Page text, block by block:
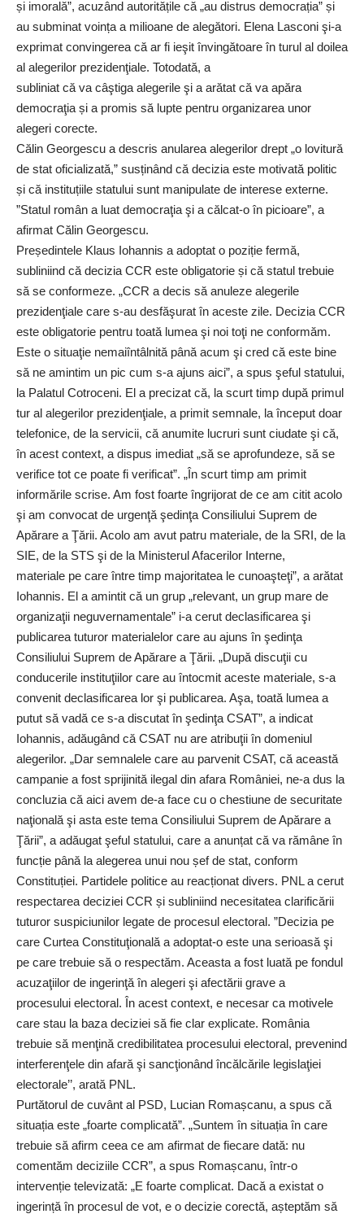
și imorală”, acuzând autoritățile că „au distrus democrația” și
au subminat voința a milioane de alegători. Elena Lasconi şi-a
exprimat convingerea că ar fi ieşit învingătoare în turul al doilea
al alegerilor prezidenţiale. Totodată, a
subliniat că va câştiga alegerile şi a arătat că va apăra
democraţia și a promis să lupte pentru organizarea unor
alegeri corecte.
Călin Georgescu a descris anularea alegerilor drept „o lovitură
de stat oficializată,” susținând că decizia este motivată politic
și că instituțiile statului sunt manipulate de interese externe.
”Statul român a luat democraţia şi a călcat-o în picioare”, a
afirmat Călin Georgescu.
Președintele Klaus Iohannis a adoptat o poziție fermă,
subliniind că decizia CCR este obligatorie și că statul trebuie
să se conformeze. „CCR a decis să anuleze alegerile
prezidenţiale care s-au desfăşurat în aceste zile. Decizia CCR
este obligatorie pentru toată lumea şi noi toţi ne conformăm.
Este o situaţie nemaiîntâlnită până acum şi cred că este bine
să ne amintim un pic cum s-a ajuns aici”, a spus şeful statului,
la Palatul Cotroceni. El a precizat că, la scurt timp după primul
tur al alegerilor prezidenţiale, a primit semnale, la început doar
telefonice, de la servicii, că anumite lucruri sunt ciudate şi că,
în acest context, a dispus imediat „să se aprofundeze, să se
verifice tot ce poate fi verificat”. „În scurt timp am primit
informările scrise. Am fost foarte îngrijorat de ce am citit acolo
şi am convocat de urgenţă şedinţa Consiliului Suprem de
Apărare a Ţării. Acolo am avut patru materiale, de la SRI, de la
SIE, de la STS şi de la Ministerul Afacerilor Interne,
materiale pe care între timp majoritatea le cunoaşteţi”, a arătat
Iohannis. El a amintit că un grup „relevant, un grup mare de
organizaţii neguvernamentale” i-a cerut declasificarea şi
publicarea tuturor materialelor care au ajuns în şedinţa
Consiliului Suprem de Apărare a Ţării. „După discuţii cu
conducerile instituţiilor care au întocmit aceste materiale, s-a
convenit declasificarea lor şi publicarea. Aşa, toată lumea a
putut să vadă ce s-a discutat în şedinţa CSAT”, a indicat
Iohannis, adăugând că CSAT nu are atribuţii în domeniul
alegerilor. „Dar semnalele care au parvenit CSAT, că această
campanie a fost sprijinită ilegal din afara României, ne-a dus la
concluzia că aici avem de-a face cu o chestiune de securitate
naţională şi asta este tema Consiliului Suprem de Apărare a
Ţării”, a adăugat şeful statului, care a anunțat că va rămâne în
funcție până la alegerea unui nou șef de stat, conform
Constituției. Partidele politice au reacționat divers. PNL a cerut
respectarea deciziei CCR și subliniind necesitatea clarificării
tuturor suspiciunilor legate de procesul electoral. ”Decizia pe
care Curtea Constituţională a adoptat-o este una serioasă şi
pe care trebuie să o respectăm. Aceasta a fost luată pe fondul
acuzaţiilor de ingerinţă în alegeri şi afectării grave a
procesului electoral. În acest context, e necesar ca motivele
care stau la baza deciziei să fie clar explicate. România
trebuie să menţină credibilitatea procesului electoral, prevenind
interferenţele din afară şi sancţionând încălcările legislaţiei
electorale’’, arată PNL.
Purtătorul de cuvânt al PSD, Lucian Romașcanu, a spus că
situația este „foarte complicată”. „Suntem în situația în care
trebuie să afirm ceea ce am afirmat de fiecare dată: nu
comentăm deciziile CCR”, a spus Romașcanu, într-o
intervenție televizată: „E foarte complicat. Dacă a existat o
ingerință în procesul de vot, e o decizie corectă, așteptăm să